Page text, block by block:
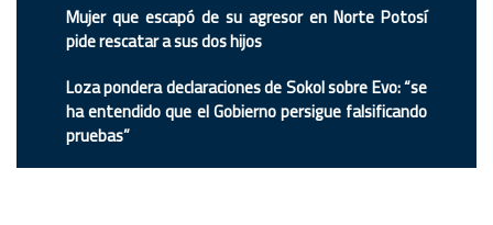
Mujer que escapó de su agresor en Norte Potosí
pide rescatar a sus dos hijos
Loza pondera declaraciones de Sokol sobre Evo: “se
ha entendido que el Gobierno persigue falsificando
pruebas”